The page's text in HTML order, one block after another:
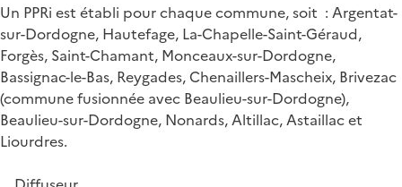
Un PPRi est établi pour chaque commune, soit : Argentat-
sur-Dordogne, Hautefage, La-Chapelle-Saint-Géraud,
Forgès, Saint-Chamant, Monceaux-sur-Dordogne,
Bassignac-le-Bas, Reygades, Chenaillers-Mascheix, Brivezac
(commune fusionnée avec Beaulieu-sur-Dordogne),
Beaulieu-sur-Dordogne, Nonards, Altillac, Astaillac et
Liourdres.